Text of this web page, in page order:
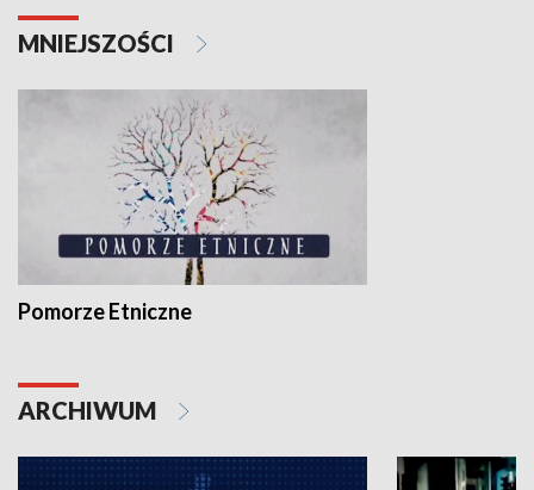
MNIEJSZOŚCI
Pomorze Etniczne
ARCHIWUM